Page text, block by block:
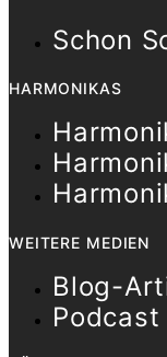
Schon
HARMONIKAS
WEITERE MEDIEN
Blog-
Podcast